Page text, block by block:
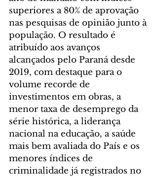
superiores a 80% de aprovação
nas pesquisas de opinião junto à
população. O resultado é
atribuído aos avanços
alcançados pelo Paraná desde
2019, com destaque para o
volume recorde de
investimentos em obras, a
menor taxa de desemprego da
série histórica, a liderança
nacional na educação, a saúde
mais bem avaliada do País e os
menores índices de
criminalidade já registrados no